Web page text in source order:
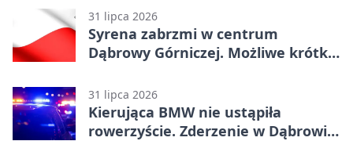
31 lipca 2026
Syrena zabrzmi w centrum
Dąbrowy Górniczej. Możliwe krótkie
31 lipca 2026
Kierująca BMW nie ustąpiła
rowerzyście. Zderzenie w Dąbrowie